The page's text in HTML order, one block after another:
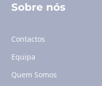
Sobre nós
Contactos
Equipa
Quem Somos